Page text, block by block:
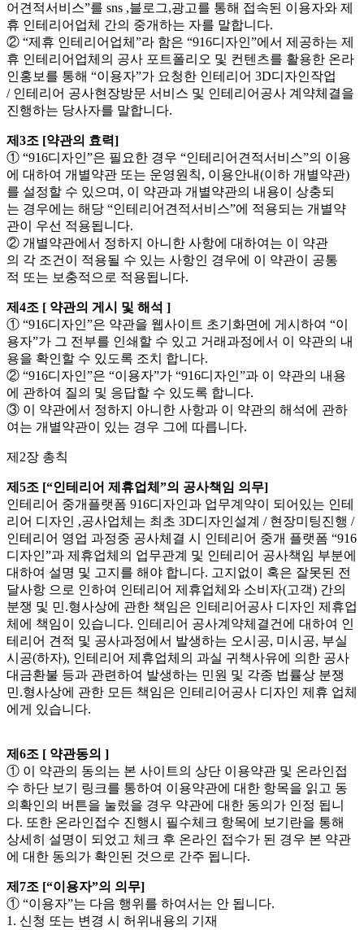
어견적서비스”를 sns ,블로그,광고를 통해 접속된 이용자와 제
휴 인테리어업체 간의 중개하는 자를 말합니다.
② “제휴 인테리어업체”라 함은 “916디자인”에서 제공하는 제
휴 인테리어업체의 공사 포트폴리오 및 컨텐츠를 활용한 온라
인홍보를 통해 “이용자”가 요청한 인테리어 3D디자인작업
/ 인테리어 공사현장방문 서비스 및 인테리어공사 계약체결을
진행하는 당사자를 말합니다.
제3조 [약관의 효력]
① “916디자인”은 필요한 경우 “인테리어견적서비스”의 이용
에 대하여 개별약관 또는 운영원칙, 이용안내(이하 개별약관)
를 설정할 수 있으며, 이 약관과 개별약관의 내용이 상충되
는 경우에는 해당 “인테리어견적서비스”에 적용되는 개별약
관이 우선 적용됩니다.
② 개별약관에서 정하지 아니한 사항에 대하여는 이 약관
의 각 조건이 적용될 수 있는 사항인 경우에 이 약관이 공통
적 또는 보충적으로 적용됩니다.
제4조 [ 약관의 게시 및 해석 ]
① “916디자인”은 약관을 웹사이트 초기화면에 게시하여 “이
용자”가 그 전부를 인쇄할 수 있고 거래과정에서 이 약관의 내
용을 확인할 수 있도록 조치 합니다.
② “916디자인”은 “이용자”가 “916디자인”과 이 약관의 내용
에 관하여 질의 및 응답할 수 있도록 합니다.
③ 이 약관에서 정하지 아니한 사항과 이 약관의 해석에 관하
여는 개별약관이 있는 경우 그에 따릅니다.
제2장 총칙
제5조 [“인테리어 제휴업체”의 공사책임 의무]
인테리어 중개플랫폼 916디자인과 업무계약이 되어있는 인테
리어 디자인 ,공사업체는 최초 3D디자인설계 / 현장미팅진행 /
인테리어 영업 과정중 공사체결 시 인테리어 중개 플랫폼 “916
디자인”과 제휴업체의 업무관계 및 인테리어 공사책임 부분에
대하여 설명 및 고지를 해야 합니다. 고지없이 혹은 잘못된 전
달사항 으로 인하여 인테리어 제휴업체와 소비자(고객) 간의
분쟁 및 민.형사상에 관한 책임은 인테리어공사 디자인 제휴업
체에 책임이 있습니다. 인테리어 공사계약체결건에 대하여 인
테리어 견적 및 공사과정에서 발생하는 오시공, 미시공, 부실
시공(하자), 인테리어 제휴업체의 과실 귀책사유에 의한 공사
대금환불 등과 관련하여 발생하는 민원 및 각종 법률상 분쟁
민.형사상에 관한 모든 책임은 인테리어공사 디자인 제휴 업체
에게 있습니다.
제6조 [ 약관동의 ]
① 이 약관의 동의는 본 사이트의 상단 이용약관 및 온라인접
수 하단 보기 링크를 통하여 이용약관에 대한 항목을 읽고 동
의확인의 버튼을 눌렀을 경우 약관에 대한 동의가 인정 됩니
다. 또한 온라인접수 진행시 필수체크 항목에 보기란을 통해
상세히 설명이 되었고 체크 후 온라인 접수가 된 경우 본 약관
에 대한 동의가 확인된 것으로 간주 됩니다.
제7조 [“이용자”의 의무]
① “이용자”는 다음 행위를 하여서는 안 됩니다.
1. 신청 또는 변경 시 허위내용의 기재